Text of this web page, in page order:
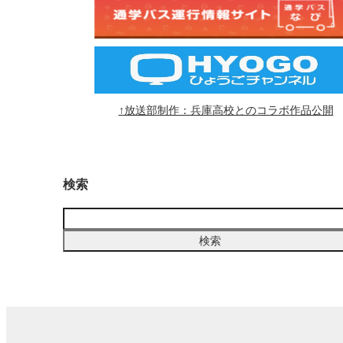
↑放送部制作：兵庫高校とのコラボ作品公開
検索